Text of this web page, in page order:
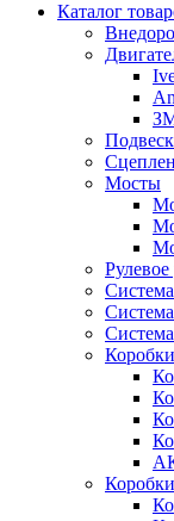
Каталог
Мосты